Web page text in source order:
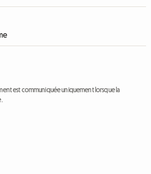
est communiquée uniquement lorsque la